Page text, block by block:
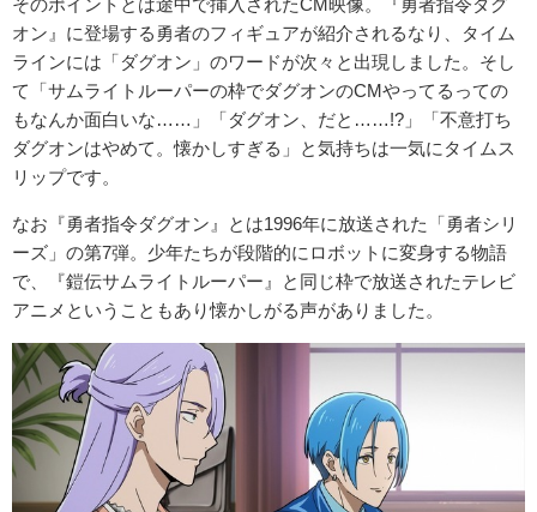
そのポイントとは途中で挿入されたCM映像。『勇者指令ダグ
オン』に登場する勇者のフィギュアが紹介されるなり、タイム
ラインには「ダグオン」のワードが次々と出現しました。そし
て「サムライトルーパーの枠でダグオンのCMやってるっての
もなんか面白いな……」「ダグオン、だと……!?」「不意打ち
ダグオンはやめて。懐かしすぎる」と気持ちは一気にタイムス
リップです。
なお『勇者指令ダグオン』とは1996年に放送された「勇者シリ
ーズ」の第7弾。少年たちが段階的にロボットに変身する物語
で、『鎧伝サムライトルーパー』と同じ枠で放送されたテレビ
アニメということもあり懐かしがる声がありました。